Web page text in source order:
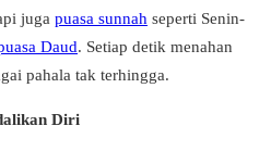
juga puasa sunnah seperti Senin-
Daud. Setiap detik menahan
pahala tak terhingga.
Diri